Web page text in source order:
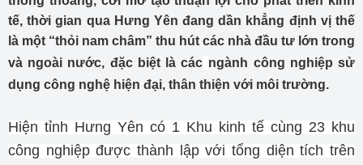
tế, thời gian qua Hưng Yên đang dần khẳng định vị thế
là một “thỏi nam châm” thu hút các nhà đầu tư lớn trong
và ngoài nước, đặc biệt là các ngành công nghiệp sử
dụng công nghệ hiện đại, thân thiện với môi trường.
Hiện tỉnh Hưng Yên có 1 Khu kinh tế cùng 23 khu
công nghiệp được thành lập với tổng diện tích trên